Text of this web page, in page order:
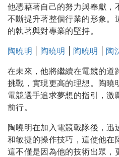
他憑藉著自己的努力與奉獻，
不斷提升著整個行業的形象。
的執著與對專業的堅持。
陶曉明
陶曉明 陶曉明
陶
在未來，他將繼續在電競的道
挑戰，實現更高的理想。陶曉
電競選手追求夢想的指引，激
前行。
陶曉明在加入電競戰隊後，迅
和敏捷的操作技巧，這使他在
這不僅是因為他的技術出眾，